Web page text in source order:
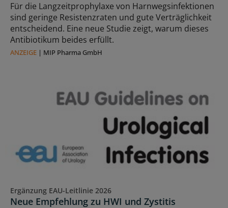
Für die Langzeitprophylaxe von Harnwegsinfektionen
sind geringe Resistenzraten und gute Verträglichkeit
entscheidend. Eine neue Studie zeigt, warum dieses
Antibiotikum beides erfüllt.
ANZEIGE | MIP Pharma GmbH
Ergänzung EAU-Leitlinie 2026
Neue Empfehlung zu HWI und Zystitis